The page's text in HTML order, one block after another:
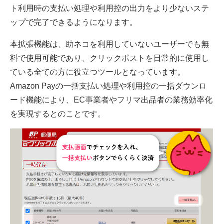
ト利用時の支払い処理や利用控の出力をより少ないステ
ップで完了できるようになります。
本拡張機能は、助ネコを利用していないユーザーでも無
料で使用可能であり、クリックポストを日常的に使用し
ている全ての方に役立つツールとなっています。
Amazon Payの一括支払い処理や利用控の一括ダウンロ
ード機能により、EC事業者やフリマ出品者の業務効率化
を実現するとのことです。